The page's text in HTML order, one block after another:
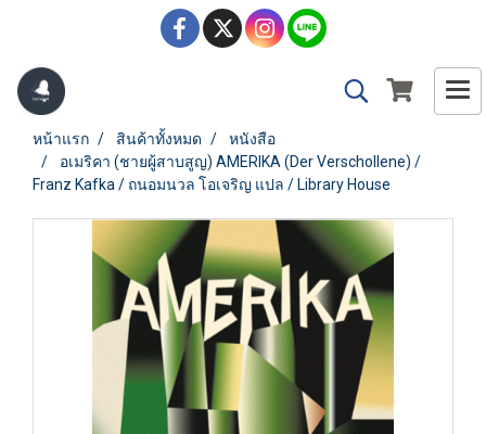
หน้าแรก สินค้าทั้งหมด
หนังสือ
อเมริคา (ชายผู้สาบสูญ) AMERIKA (Der Verschollene) /
Franz Kafka / ถนอมนวล โอเจริญ แปล / Library House